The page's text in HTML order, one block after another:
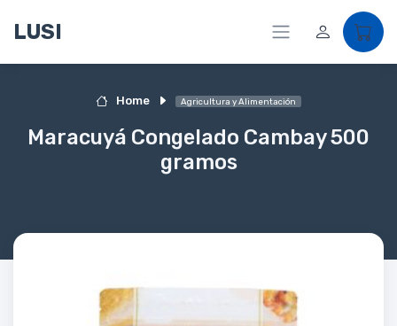
LUSI
Home Agricultura y Alimentación
Maracuyá Congelado Cambay 500
gramos